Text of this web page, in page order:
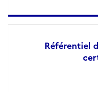
Référentiel